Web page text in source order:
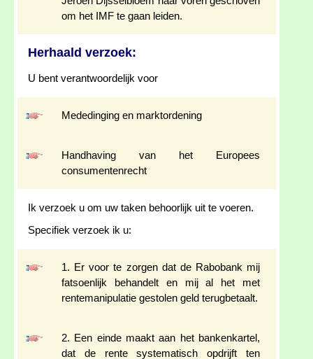
om het IMF te gaan leiden.
Herhaald verzoek:
U bent verantwoordelijk voor
Mededinging en marktordening
Handhaving van het Europees
consumentenrecht
Ik verzoek u om uw taken behoorlijk uit te voeren.
Specifiek verzoek ik u:
1. Er voor te zorgen dat de Rabobank mij
fatsoenlijk behandelt en mij al het met
rentemanipulatie gestolen geld terugbetaalt.
2. Een einde maakt aan het bankenkartel,
dat de rente systematisch opdrijft ten